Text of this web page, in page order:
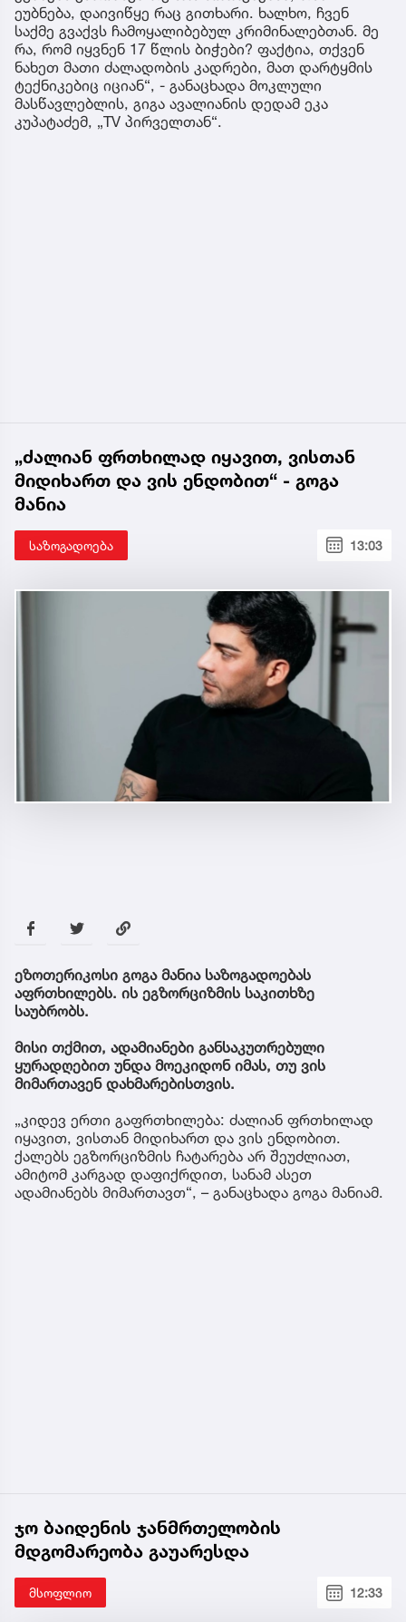
ეუბნება, დაივიწყე რაც გითხარი. ხალხო, ჩვენ
საქმე გვაქვს ჩამოყალიბებულ კრიმინალებთან. მე
რა, რომ იყვნენ 17 წლის ბიჭები? ფაქტია, თქვენ
ნახეთ მათი ძალადობის კადრები, მათ დარტყმის
ტექნიკებიც იციან“, - განაცხადა მოკლული
მასწავლებლის, გიგა ავალიანის დედამ ეკა
კუპატაძემ, „TV პირველთან“.
„ძალიან ფრთხილად იყავით, ვისთან
მიდიხართ და ვის ენდობით“ - გოგა
მანია
საზოგადოება 13:03
ეზოთერიკოსი გოგა მანია საზოგადოებას
აფრთხილებს. ის ეგზორციზმის საკითხზე
საუბრობს.
მისი თქმით, ადამიანები განსაკუთრებული
ყურადღებით უნდა მოეკიდონ იმას, თუ ვის
მიმართავენ დახმარებისთვის.
„კიდევ ერთი გაფრთხილება: ძალიან ფრთხილად
იყავით, ვისთან მიდიხართ და ვის ენდობით.
ქალებს ეგზორციზმის ჩატარება არ შეუძლიათ,
ამიტომ კარგად დაფიქრდით, სანამ ასეთ
ადამიანებს მიმართავთ“, – განაცხადა გოგა მანიამ.
ჯო ბაიდენის ჯანმრთელობის
მდგომარეობა გაუარესდა
მსოფლიო 12:33